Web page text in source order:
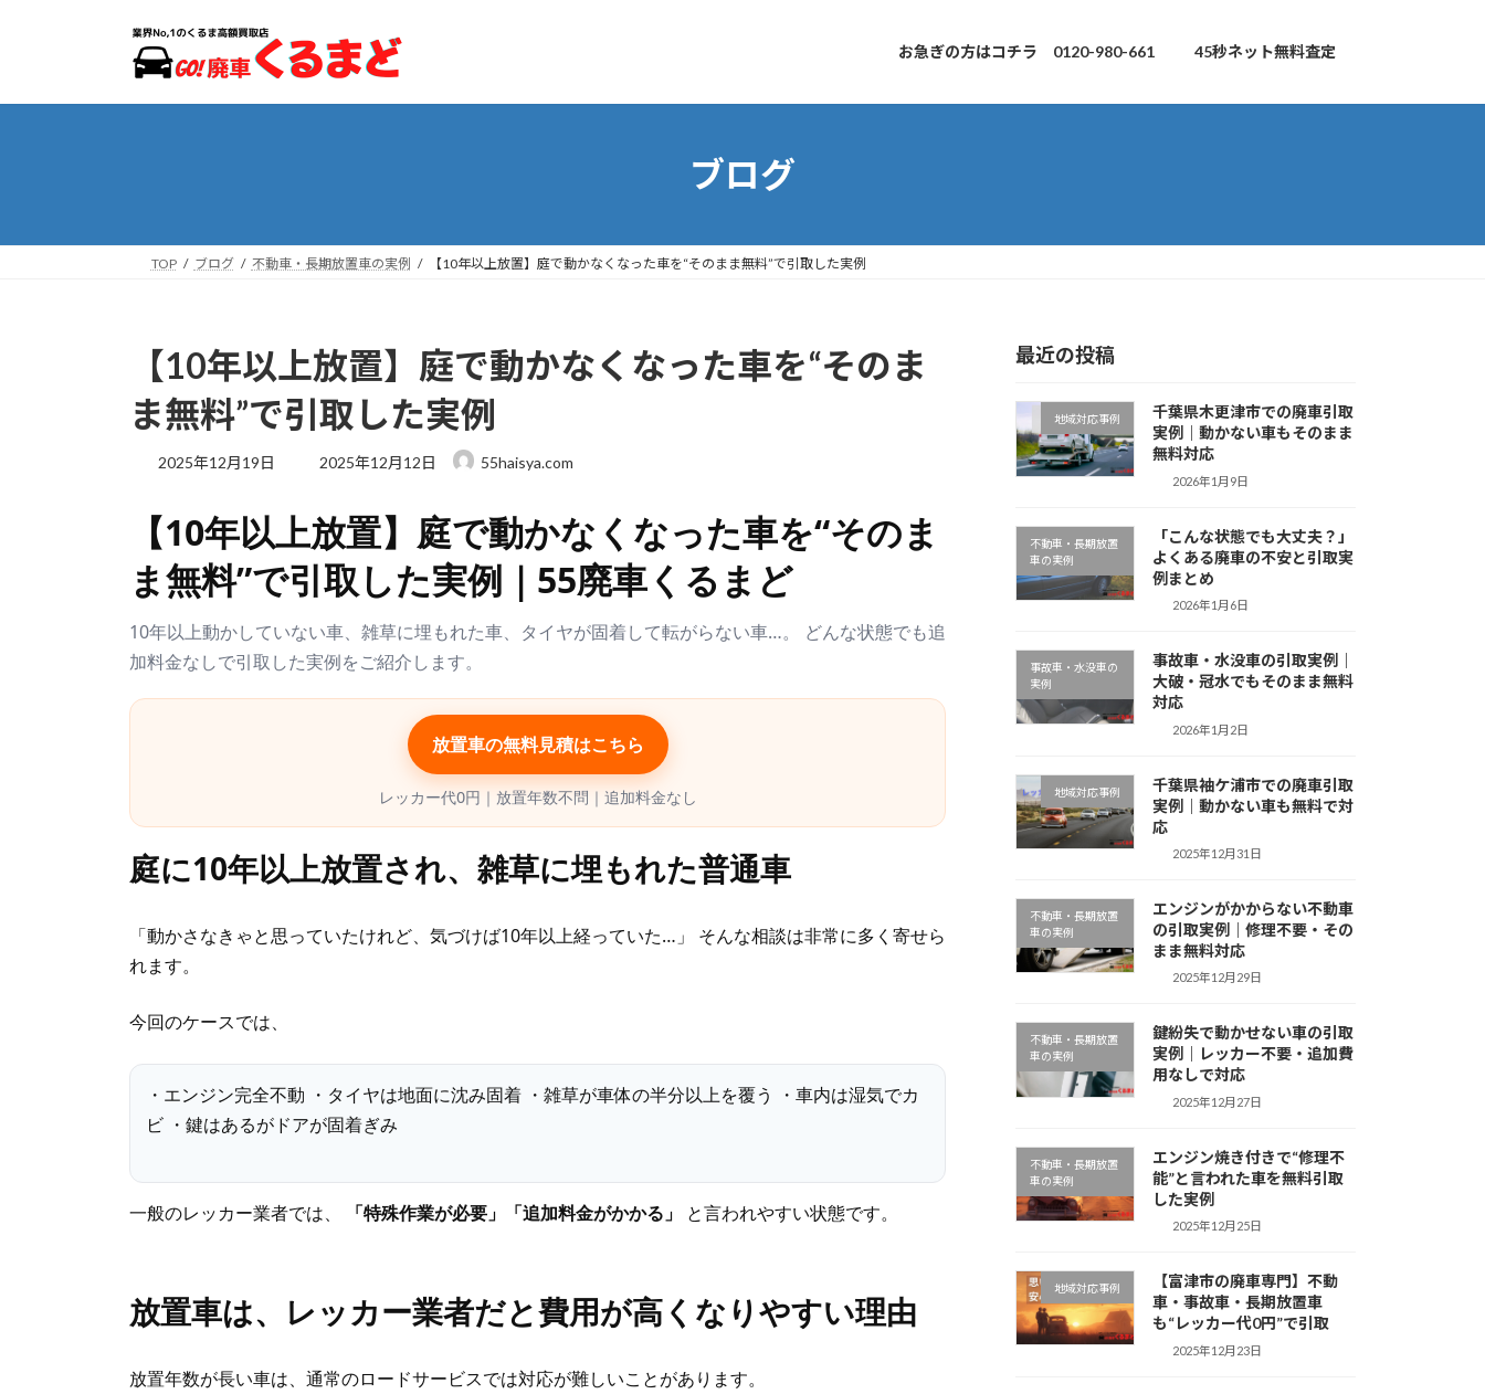
プ
動
お急ぎの方はコチラ 0120-980-661 45秒ネット無料査定
ブログ
TOP ブログ 不動車・長期放置車の実例 【10年以上放置】庭で動かなくなった車を“そのまま無料”で引取した実例
【10年以上放置】庭で動かなくなった車を“そのま
ま無料”で引取した実例
2025年12月19日
最
新
日
時
2025年12月12日 55haisya.com
【10年以上放置】庭で動かなくなった車を“そのま
ま無料”で引取した実例｜55廃車くるまど
10年以上動かしていない車、雑草に埋もれた車、タイヤが固着して転がらない車…。 どんな状態でも追
加料金なしで引取した実例をご紹介します。
放置車の無料見積はこちら
レッカー代0円｜放置年数不問｜追加料金なし
庭に10年以上放置され、雑草に埋もれた普通車
「動かさなきゃと思っていたけれど、気づけば10年以上経っていた…」 そんな相談は非常に多く寄せら
れます。
今回のケースでは、
・エンジン完全不動 ・タイヤは地面に沈み固着 ・雑草が車体の半分以上を覆う ・車内は湿気でカ
ビ ・鍵はあるがドアが固着ぎみ
一般のレッカー業者では、 「特殊作業が必要」「追加料金がかかる」 と言われやすい状態です。
放置車は、レッカー業者だと費用が高くなりやすい理由
放置年数が長い車は、通常のロードサービスでは対応が難しいことがあります。
最近の投稿
地域対応事例
千葉県木更津市での廃車引取
実例｜動かない車もそのまま
無料対応
2026年1月9日
不動車・長期放置
車の実例
「こんな状態でも大丈夫？」
よくある廃車の不安と引取実
例まとめ
2026年1月6日
事故車・水没車の
実例
事故車・水没車の引取実例｜
大破・冠水でもそのまま無料
対応
2026年1月2日
地域対応事例
千葉県袖ケ浦市での廃車引取
実例｜動かない車も無料で対
応
2025年12月31日
不動車・長期放置
車の実例
エンジンがかからない不動車
の引取実例｜修理不要・その
まま無料対応
2025年12月29日
不動車・長期放置
車の実例
鍵紛失で動かせない車の引取
実例｜レッカー不要・追加費
用なしで対応
2025年12月27日
不動車・長期放置
車の実例
エンジン焼き付きで“修理不
能”と言われた車を無料引取
した実例
2025年12月25日
地域対応事例
【富津市の廃車専門】不動
車・事故車・長期放置車
も“レッカー代0円”で引取
2025年12月23日